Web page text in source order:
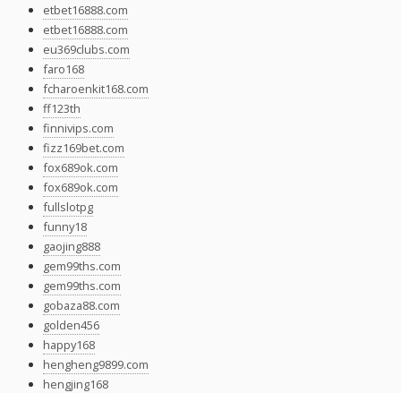
etbet16888.com
etbet16888.com
eu369clubs.com
faro168
fcharoenkit168.com
ff123th
finnivips.com
fizz169bet.com
fox689ok.com
fox689ok.com
fullslotpg
funny18
gaojing888
gem99ths.com
gem99ths.com
gobaza88.com
golden456
happy168
hengheng9899.com
hengjing168